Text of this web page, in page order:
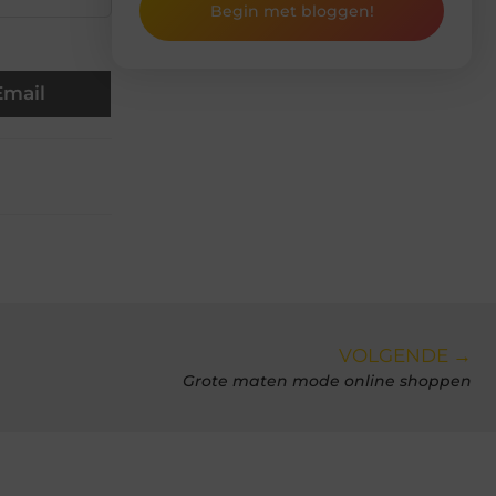
Begin met bloggen!
VOLGENDE →
Grote maten mode online shoppen